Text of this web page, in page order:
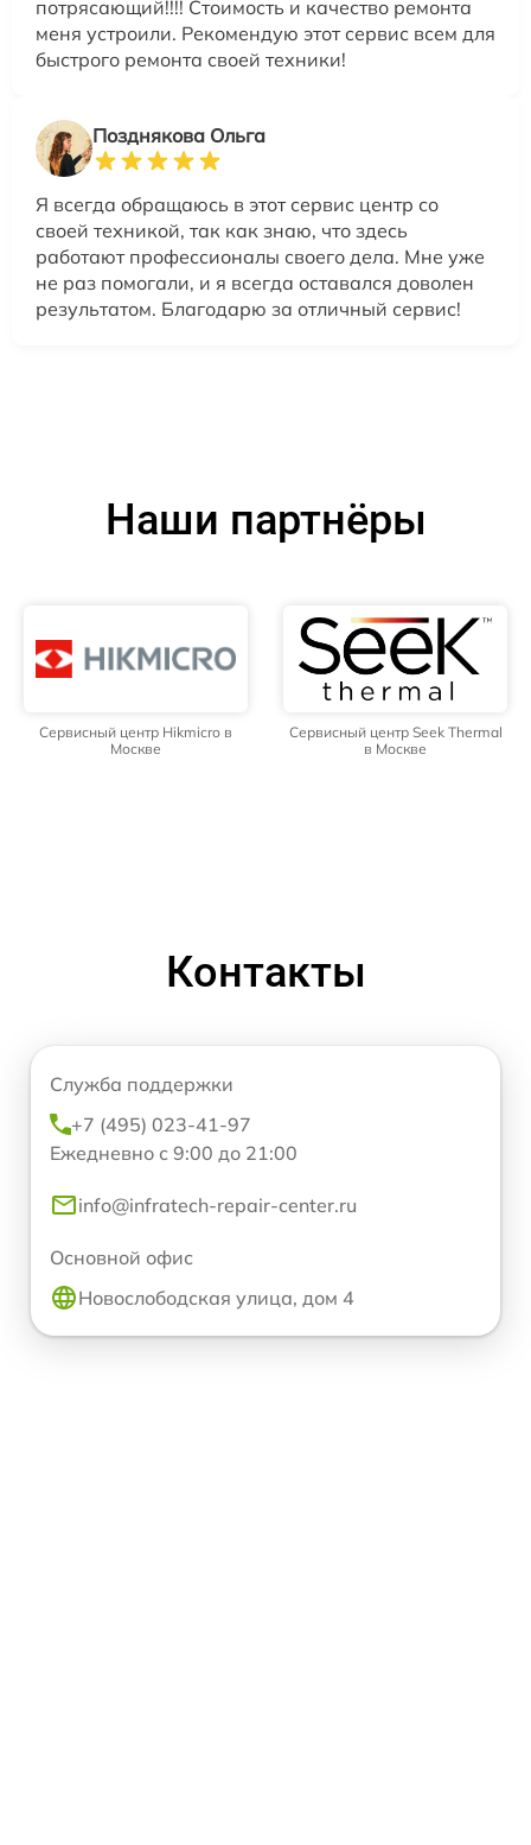
потрясающий!!!! Стоимость и качество ремонта
меня устроили. Рекомендую этот сервис всем для
быстрого ремонта своей техники!
Позднякова Ольга
Я всегда обращаюсь в этот сервис центр со
своей техникой, так как знаю, что здесь
работают профессионалы своего дела. Мне уже
не раз помогали, и я всегда оставался доволен
результатом. Благодарю за отличный сервис!
Наши партнёры
Сервисный центр Hikmicro в
Москве
Сервисный центр Seek Thermal
в Москве
Контакты
Служба поддержки
+7 (495) 023-41-97
Ежедневно с 9:00 до 21:00
info@infratech-repair-center.ru
Основной офис
Новослободская улица, дом 4